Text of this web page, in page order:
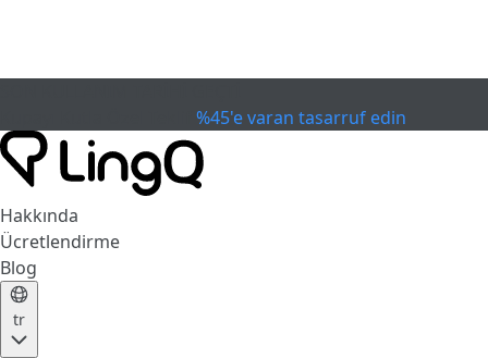
%45'e varan tasarruf edin
Hakkında
Ücretlendirme
Blog
tr